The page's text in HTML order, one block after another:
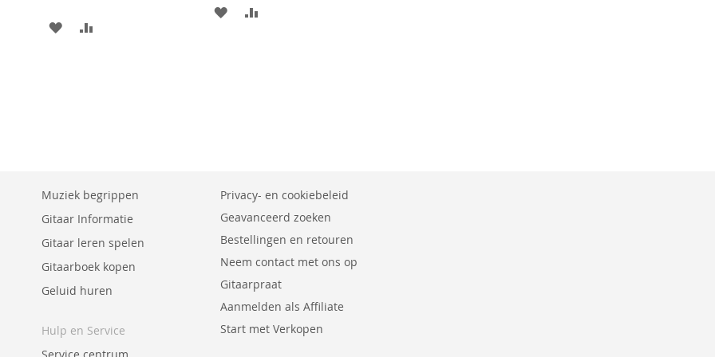
AAN
AAN
Muziek begrippen
Gitaar Informatie
Gitaar leren spelen
Gitaarboek kopen
Geluid huren
Hulp en Service
Privacy- en cookiebeleid
Geavanceerd zoeken
Bestellingen en retouren
Neem contact met ons op
Gitaarpraat
Aanmelden als Affiliate
Start met Verkopen